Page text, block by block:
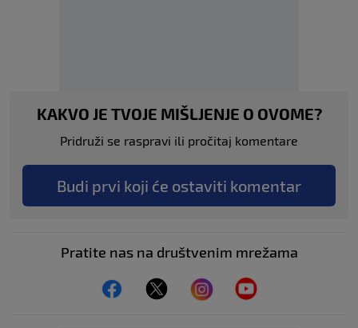
KAKVO JE TVOJE MIŠLJENJE O OVOME?
Pridruži se raspravi ili pročitaj komentare
Budi prvi koji će ostaviti komentar
Pratite nas na društvenim mrežama